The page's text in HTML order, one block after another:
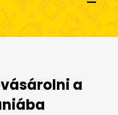
a